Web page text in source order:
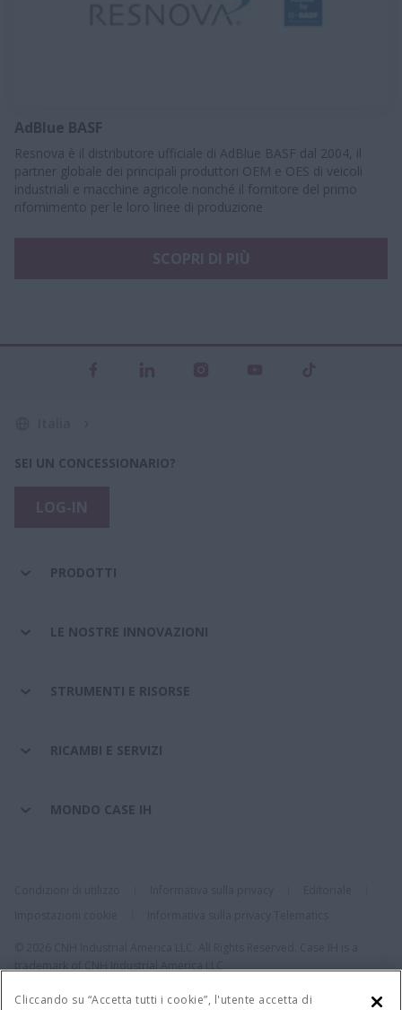
AdBlue BASF
Resnova è il distributore ufficiale di AdBlue BASF dal 2004, il
partner globale dei principali produttori OEM e OES di veicoli
industriali e macchine agricole nonché il fornitore del primo
rifornimento per le loro linee di produzione
SEI UN CONCESSIONARIO?
PRODOTTI
LE NOSTRE INNOVAZIONI
STRUMENTI E RISORSE
RICAMBI E SERVIZI
MONDO CASE IH
Cliccando su “Accetta tutti i cookie”, l'utente accetta di